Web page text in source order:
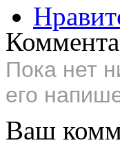
Пока нет
его
Ваш